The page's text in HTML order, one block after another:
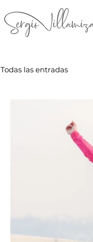
Todas las entradas